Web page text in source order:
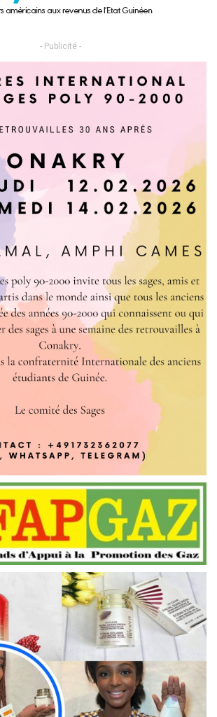
- Publicité -